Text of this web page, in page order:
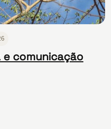
e comunicação